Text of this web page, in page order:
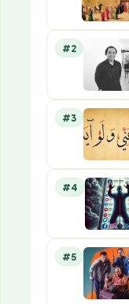
#2
#3
#4
#5